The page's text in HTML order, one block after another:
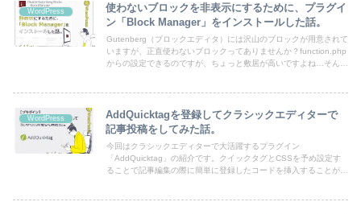
WordPress
使わないブロックを非表示にするために、プラグイ
ン「Block Manager」をインストールした話。
Gutenberg（ブロックエディタ）には沢山のブロックが用意されて
いますが、正直使わないブロックってありませんか？function.php
からの設定できるのですが、ちょっと敷居が高いですよね…そんな
WordPress
AddQuicktagを登録してクラシックエディターで
記事投稿をしてみた話。
今回はクラシックエディターで大活躍するプラグイン
「AddQuicktag」の紹介です。クイックタグとCSSを予め設定す
ることで記事編集の際に簡単に登録したコードを挿入することがで